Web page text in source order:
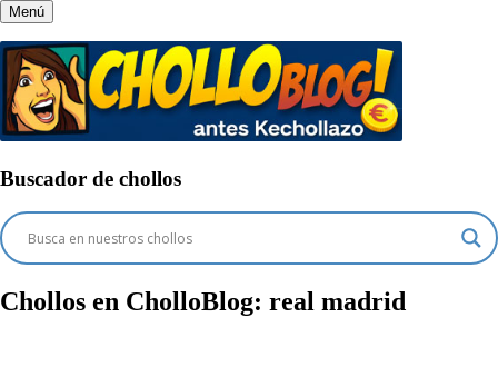
Menú
Buscador de chollos
Chollos en CholloBlog: real madrid